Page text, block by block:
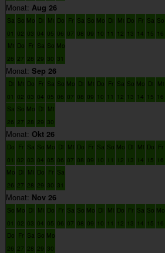
Monat: Aug 26
Sa
01
So
02
Mo
03
Di
04
Mi
05
Do
06
Fr
07
Sa
08
So
09
Mo
10
Di
11
Mi
12
Do
13
Fr
14
Sa
15
So
16
Mi
26
Do
27
Fr
28
Sa
29
So
30
Mo
31
Monat: Sep 26
Di
01
Mi
02
Do
03
Fr
04
Sa
05
So
06
Mo
07
Di
08
Mi
09
Do
10
Fr
11
Sa
12
So
13
Mo
14
Di
15
Mi
16
Sa
26
So
27
Mo
28
Di
29
Mi
30
Monat: Okt 26
Do
01
Fr
02
Sa
03
So
04
Mo
05
Di
06
Mi
07
Do
08
Fr
09
Sa
10
So
11
Mo
12
Di
13
Mi
14
Do
15
Fr
16
Mo
26
Di
27
Mi
28
Do
29
Fr
30
Sa
31
Monat: Nov 26
So
01
Mo
02
Di
03
Mi
04
Do
05
Fr
06
Sa
07
So
08
Mo
09
Di
10
Mi
11
Do
12
Fr
13
Sa
14
So
15
Mo
16
Do
26
Fr
27
Sa
28
So
29
Mo
30